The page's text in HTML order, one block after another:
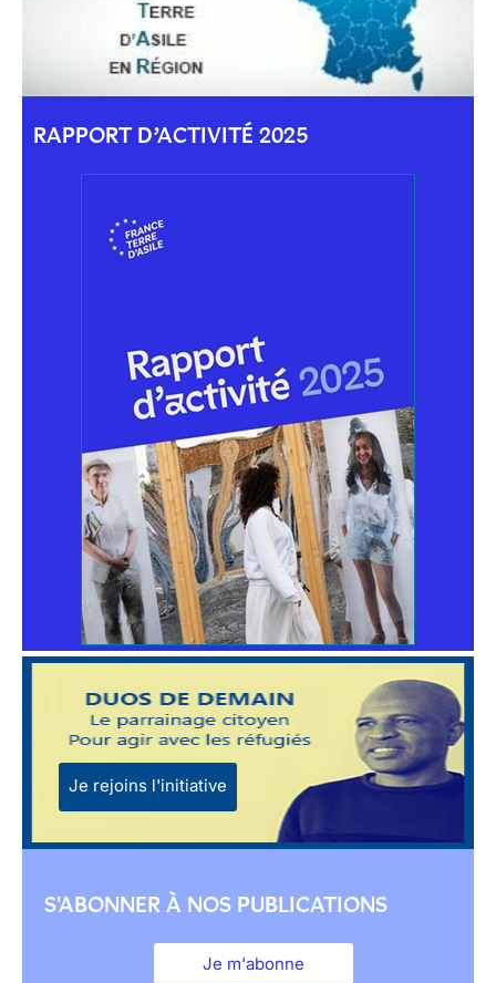
RAPPORT D’ACTIVITÉ 2025
Je rejoins l'initiative
S'ABONNER À NOS PUBLICATIONS
Je m'abonne